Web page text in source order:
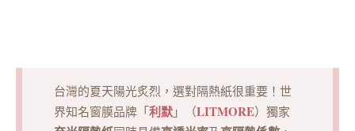
台灣的夏天陽光炙烈，選對隔熱紙很重要！世
界知名窗膜品牌「利默 」（LITMORE）獨家